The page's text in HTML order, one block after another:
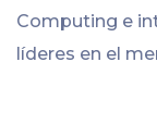
Computing e
líderes en el